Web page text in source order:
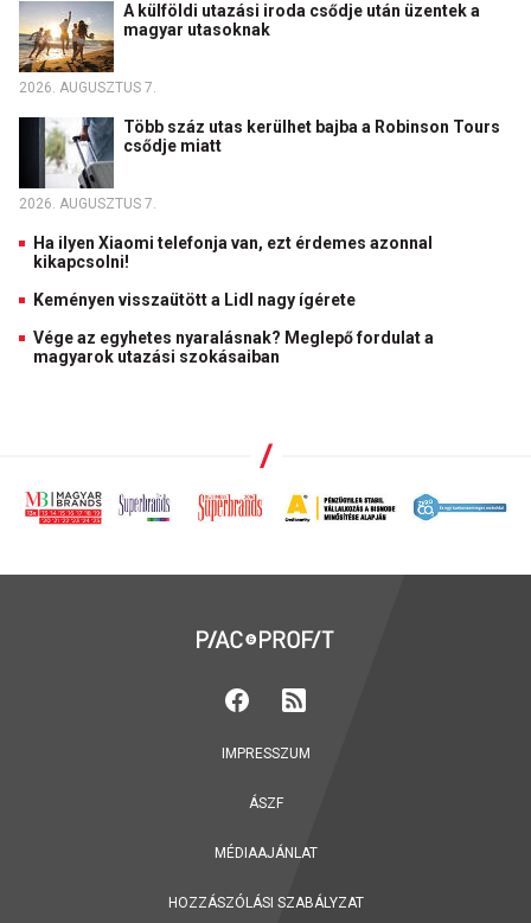
A külföldi utazási iroda csődje után üzentek a
magyar utasoknak
2026. AUGUSZTUS 7.
Több száz utas kerülhet bajba a Robinson Tours
csődje miatt
2026. AUGUSZTUS 7.
Ha ilyen Xiaomi telefonja van, ezt érdemes azonnal
kikapcsolni!
Keményen visszaütött a Lidl nagy ígérete
Vége az egyhetes nyaralásnak? Meglepő fordulat a
magyarok utazási szokásaiban
IMPRESSZUM
ÁSZF
MÉDIAAJÁNLAT
HOZZÁSZÓLÁSI SZABÁLYZAT